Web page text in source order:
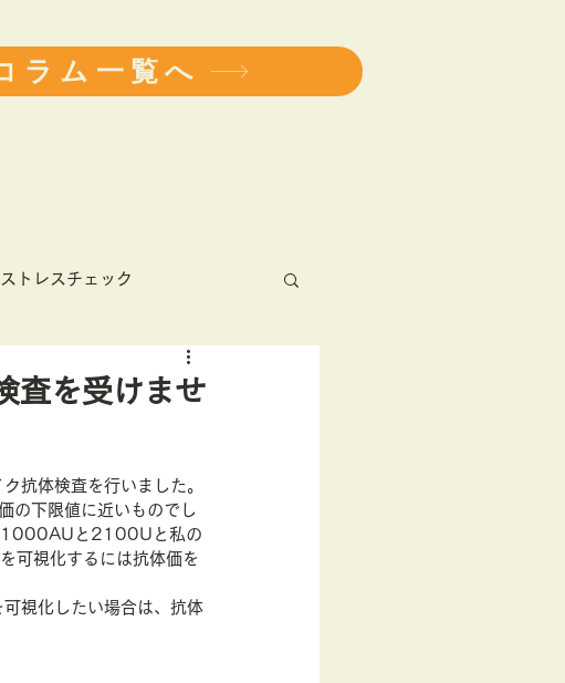
ラム一覧へ
ストレスチェック
査を受けませ
抗体検査を行いました。
下限値に近いものでし
21000AUと2100Uと私の
可視化するには抗体価を
視化したい場合は、抗体